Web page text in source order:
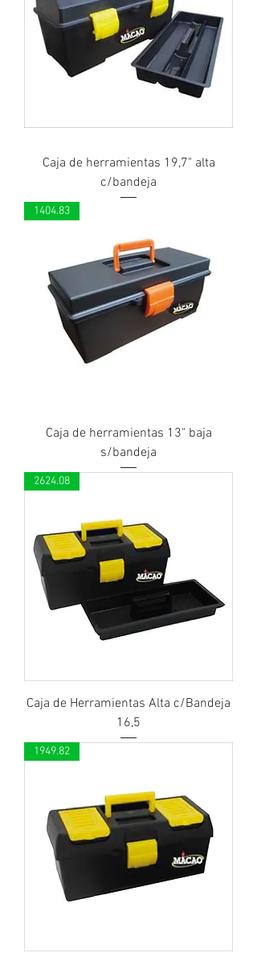
Caja de herramientas 19,7" alta
c/bandeja
1404.83
Caja de herramientas 13" baja
s/bandeja
2624.08
Caja de Herramientas Alta c/Bandeja
16,5
1949.82